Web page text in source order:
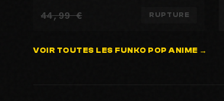
44,99 € RUPTURE
VOIR TOUTES LES FUNKO POP ANIME →